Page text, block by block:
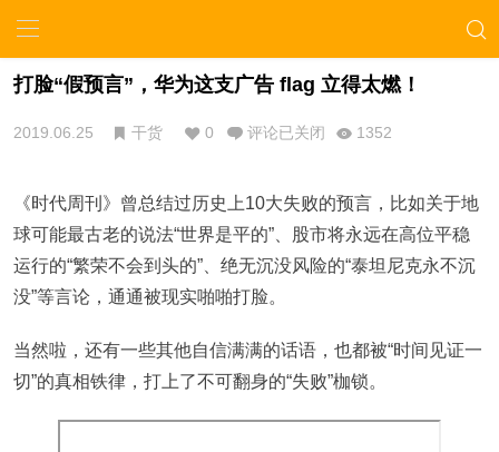
打脸“假预言”，华为这支广告 flag 立得太燃！
2019.06.25 干货 0 评论已关闭 1352
《时代周刊》曾总结过历史上10大失败的预言，比如关于地
球可能最古老的说法“世界是平的”、股市将永远在高位平稳
运行的“繁荣不会到头的”、绝无沉没风险的“泰坦尼克永不沉
没”等言论，通通被现实啪啪打脸。
当然啦，还有一些其他自信满满的话语，也都被“时间见证一
切”的真相铁律，打上了不可翻身的“失败”枷锁。